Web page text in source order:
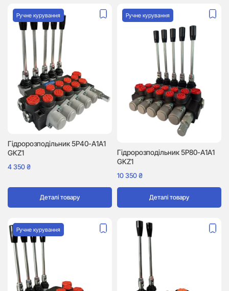
Гідророзподільник 5P40-A1A1
GKZ1
4 350₴
Деталі товару
Ручне курування
Гідророзподільник 5P80-A1A1
GKZ1
10 350₴
Деталі товару
Ручне курування
Ручне курування